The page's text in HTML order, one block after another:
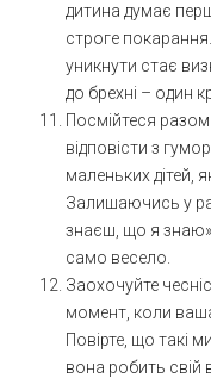
дитина думає
строге
уникнути стає
до брехні – один
Посмійтеся
відповісти з
маленьких дітей,
Залишаючись у
знаєш, що я
само весело.
Заохочуйте
момент, коли
Повірте, що такі
вона робить свій